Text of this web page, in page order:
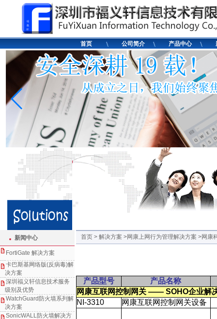
首页 公司简介 产品中心
新闻中心
FortiGate 解决方案
卡巴斯基网络版(反病毒)解
决方案
深圳福义轩信息技术服务
级别及优势
WatchGuard防火墙系列解
决方案
SonicWALL防火墙解决方
首页 > 解决方案 >网康上网行为管理解决方案 >网康
产品型号
产品名称
网康互联网控制网关 —— SOHO企业解
NI-3310
网康互联网控制网关设备